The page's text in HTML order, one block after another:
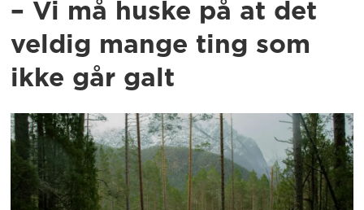
– Vi må huske på at det
veldig mange ting som
ikke går galt